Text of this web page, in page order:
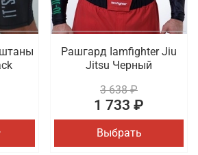
Рашгард Iamfighter Jiu
Jitsu Черный
3 638 ₽
1 733 ₽
Выбрать